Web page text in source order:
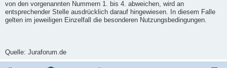
von den vorgenannten Nummern 1. bis 4. abweichen, wird an
entsprechender Stelle ausdrücklich darauf hingewiesen. In diesem Falle
gelten im jeweiligen Einzelfall die besonderen Nutzungsbedingungen.
Quelle: Juraforum.de